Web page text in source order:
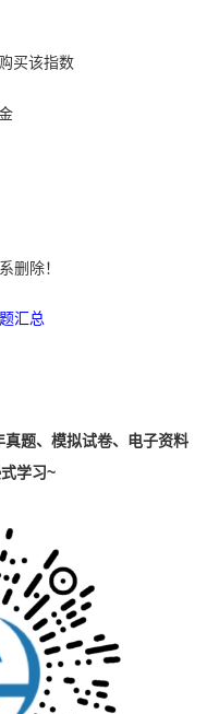
买该指数
删除！
汇总
题、模拟试卷、电子资料
学习~